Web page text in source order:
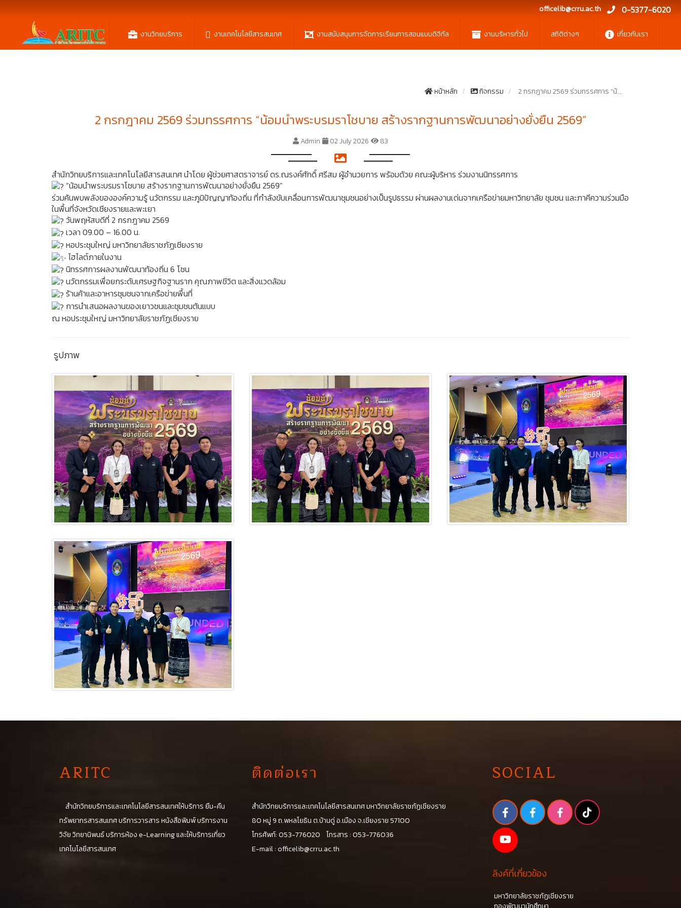
officelib@crru.ac.th 0-5377-6020
งานวิทยบริการ งานเทคโนโลยีสารสนเทศ งานสนับสนุนการจัดการเรียนการสอนแบบดิจิทัล งานบริหารทั่วไป สถิติต่างๆ เกี่ยวกับเรา
หน้าหลัก กิจกรรม 2 กรกฎาคม 2569 ร่วมทรรศการ “น้...
2 กรกฎาคม 2569 ร่วมทรรศการ “น้อมนำพระบรมราโชบาย สร้างรากฐานการพัฒนาอย่างยั่งยืน 2569”
Admin 02 July 2026 83
สำนักวิทยบริการและเทคโนโลยีสารสนเทศ นำโดย ผู้ช่วยศาสตราจารย์ ดร.ณรงค์ศักดิ์ ศรีสม ผู้อำนวยการ พร้อมด้วย คณะผู้บริหาร ร่วมงานนิทรรศการ
“น้อมนำพระบรมราโชบาย สร้างรากฐานการพัฒนาอย่างยั่งยืน 2569”
ร่วมค้นพบพลังขององค์ความรู้ นวัตกรรม และภูมิปัญญาท้องถิ่น ที่กำลังขับเคลื่อนการพัฒนาชุมชนอย่างเป็นรูปธรรม ผ่านผลงานเด่นจากเครือข่ายมหาวิทยาลัย ชุมชน และภาคีความร่วมมือ
ในพื้นที่จังหวัดเชียงรายและพะเยา
วันพฤหัสบดีที่ 2 กรกฎาคม 2569
เวลา 09.00 – 16.00 น.
หอประชุมใหญ่ มหาวิทยาลัยราชภัฏเชียงราย
ไฮไลต์ภายในงาน
นิทรรศการผลงานพัฒนาท้องถิ่น 6 โซน
นวัตกรรมเพื่อยกระดับเศรษฐกิจฐานราก คุณภาพชีวิต และสิ่งแวดล้อม
ร้านค้าและอาหารชุมชนจากเครือข่ายพื้นที่
การนำเสนอผลงานของเยาวชนและชุมชนต้นแบบ
ณ หอประชุมใหญ่ มหาวิทยาลัยราชภัฏเชียงราย
รูปภาพ
ARITC
สำนักวิทยบริการและเทคโนโลยีสารสนเทศให้บริการ ยืม-คืน
ทรัพยากรสารสนเทศ บริการวารสาร หนังสือพิมพ์ บริการงาน
วิจัย วิทยานิพนธ์ บริการห้อง e-Learning และให้บริการเกี่ยว
เทคโนโลยีสารสนเทศ
ติดต่อเรา
สำนักวิทยบริการและเทคโนโลยีสารสนเทศ มหาวิทยาลัยราชภัฏเชียงราย
80 หมู่ 9 ถ.พหลโยธิน ต.บ้านดู่ อ.เมือง จ.เชียงราย 57100
โทรศัพท์: 053-776020 โทรสาร : 053-776036
E-mail :officelib@crru.ac.th
SOCIAL
ลิงค์ที่เกี่ยวข้อง
มหาวิทยาลัยราชภัฏเชียงราย